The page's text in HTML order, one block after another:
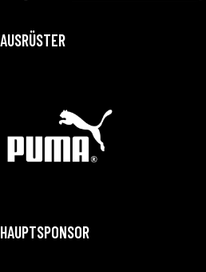
AUSRÜSTER
HAUPTSPONSOR